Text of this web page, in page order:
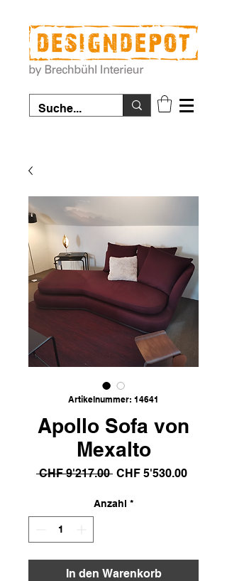
Artikelnummer: 14641
Apollo Sofa von
Mexalto
CHF 9'217.00 Standardpreis
CHF 5'530.00Sale-
Anzahl *
In den Warenkorb